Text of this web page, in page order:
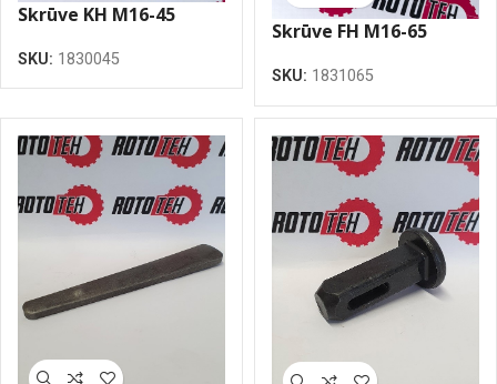
Skrūve KH M16-45
SKU: 1830045
Skrūve FH M16-65
SKU: 1831065